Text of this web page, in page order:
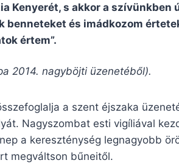
Kenyerét, s akkor a szívünkben
benneteket és imádkozom
értem”.
2014. nagyböjti üzenetéből).
a szent éjszaka
Nagyszombat esti vigíliával
a kereszténység legnagyobb
megváltson bűneitől.